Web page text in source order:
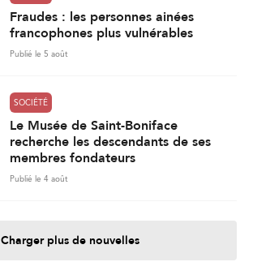
Fraudes : les personnes ainées
francophones plus vulnérables
Publié le 5 août
SOCIÉTÉ
Le Musée de Saint-Boniface
recherche les descendants de ses
membres fondateurs
Publié le 4 août
Charger plus de nouvelles